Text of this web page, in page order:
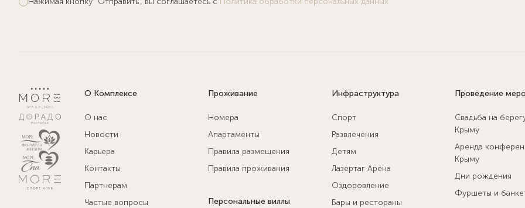
О Комплексе
О нас
Новости
Карьера
Контакты
Партнерам
Частые вопросы
Проживание
Номера
Апартаменты
Правила размещения
Правила проживания
Персональные виллы
Инфраструктура
Спорт
Развлечения
Детям
Лазертаг Арена
Оздоровление
Бары и рестораны
Проведение
Свадьба на
Крыму
Аренда
Крыму
Дни рождения
Фуршеты и